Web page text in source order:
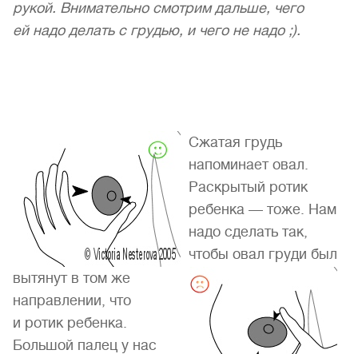
рукой. Внимательно смотрим дальше, чего
ей надо делать с грудью, и чего не надо ;).
Сжатая грудь
напоминает овал.
Раскрытый ротик
ребенка — тоже. Нам
надо сделать так,
чтобы овал груди был
вытянут в том же
направлении, что
и ротик ребенка.
Большой палец у нас